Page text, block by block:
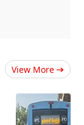
View More